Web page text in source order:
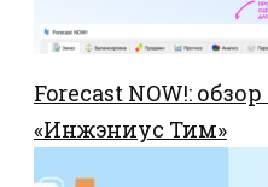
Forecast NOW!:
«Инжэниус Тим»